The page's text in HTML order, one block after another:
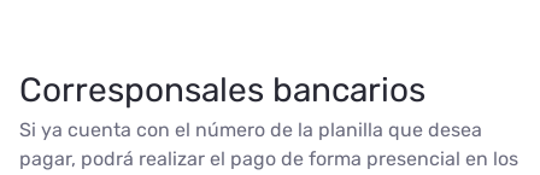
Corresponsales bancarios
Si ya cuenta con el número de la planilla que desea
pagar, podrá realizar el pago de forma presencial en los